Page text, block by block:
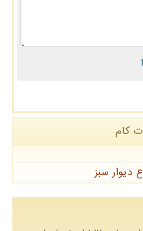
كام
دیوار سبز